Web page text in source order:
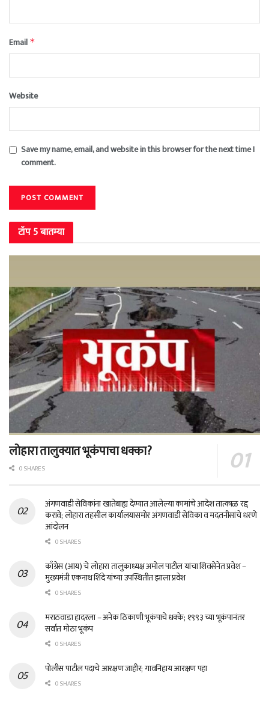
Email *
Website
Save my name, email, and website in this browser for the next time I
comment.
टॉप 5 बातम्या
लोहारा तालुक्यात भूकंपाचा धक्का?
0 SHARES
अंगणवाडी सेविकांना खातेबाह्य देण्यात आलेल्या कामांचे आदेश तात्काळ रद्द
करावे; लोहारा तहसील कार्यालयासमोर अंगणवाडी सेविका व मदतनीसांचे धरणे
आंदोलन
0 SHARES
काँग्रेस (आय) चे लोहारा तालुकाध्यक्ष अमोल पाटील यांचा शिवसेनेत प्रवेश –
मुख्यमंत्री एकनाथ शिंदे यांच्या उपस्थितीत झाला प्रवेश
0 SHARES
मराठवाडा हादरला – अनेक ठिकाणी भूकंपाचे धक्के; १९९३ च्या भूकंपानंतर
सर्वात मोठा भूकंप
0 SHARES
पोलीस पाटील पदाचे आरक्षण जाहीर; गावनिहाय आरक्षण पहा
0 SHARES